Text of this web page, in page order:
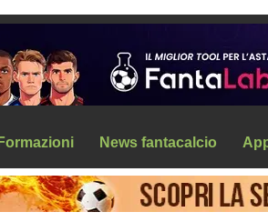
News fantacalcio